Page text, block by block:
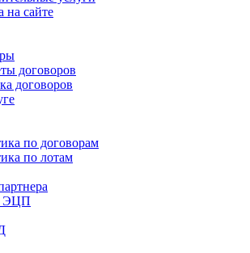
на сайте
договоров
договоров
по договорам
по лотам
ЭЦП